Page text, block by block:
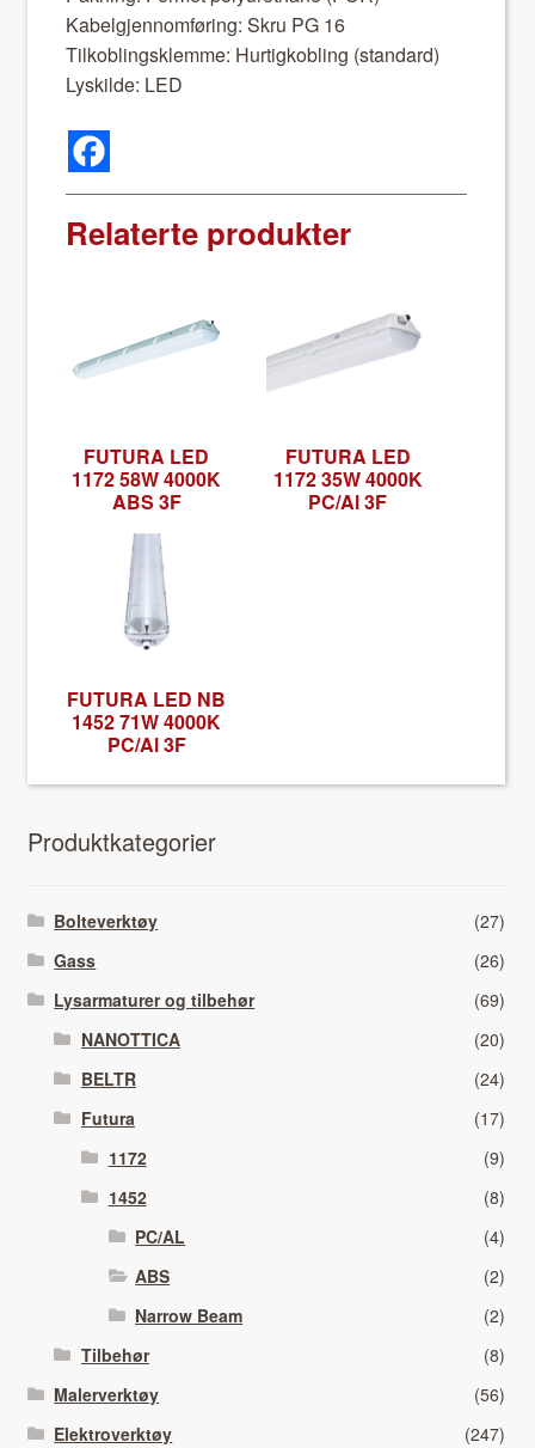
Kabel­gjen­nom­føring: Skru PG 16
Tilkoblingsklemme: Hur­tigkobling (stan­dard)
Lyskilde: LED
Relaterte produkter
FUTURA LED
1172 58W 4000K
ABS 3F
FUTURA LED
1172 35W 4000K
PC/Al 3F
FUTURA LED NB
1452 71W 4000K
PC/Al 3F
Pro­duk­tkat­e­gori­er
Bolteverktøy
(27)
Gass
(26)
Lysarmaturer og tilbehør
(69)
NANOTTICA
(20)
BELTR
(24)
Futura
(17)
1172
(9)
1452
(8)
PC/AL
(4)
ABS
(2)
Narrow Beam
(2)
Tilbehør
(8)
Malerverktøy
(56)
Elektroverktøy
(247)